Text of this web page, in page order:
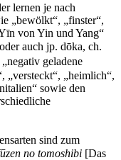
lernen je nach
„bewölkt“, „finster“,
von Yin und Yang“
auch jp. dōka, ch.
geladene
„versteckt“, „heimlich“,
sowie den
sind zum
no tomoshibi [Das